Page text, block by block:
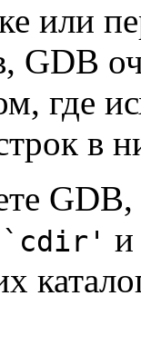
или
GDB
где
в
`cdir'